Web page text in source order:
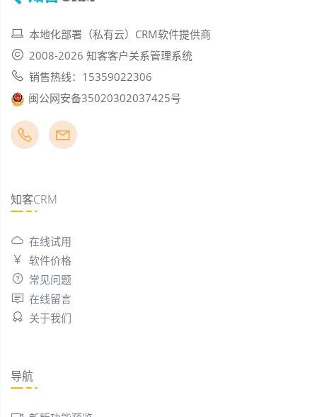
本地化部署（私有云）CRM软件提供商
2008-2026 知客客户关系管理系统
销售热线：15359022306
闽公网安备35020302037425号
知客CRM
在线试用
软件价格
常见问题
在线留言
关于我们
导航